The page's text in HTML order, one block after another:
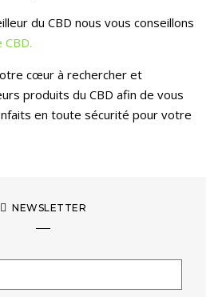
du CBD nous vous conseillons
cœur à rechercher et
produits du CBD afin de vous
en toute sécurité pour votre
NEWSLETTER